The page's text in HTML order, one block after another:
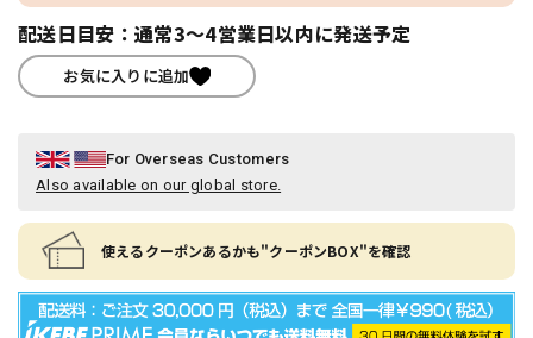
配送日目安：通常3～4営業日以内に発送予定
お気に入りに追加
For Overseas Customers
Also available on our global store.
使えるクーポンあるかも"クーポンBOX"を確認